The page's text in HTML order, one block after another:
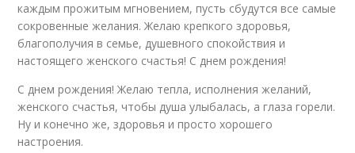
каждым прожитым мгновением, пусть сбудутся все самые
сокровенные желания. Желаю крепкого здоровья,
благополучия в семье, душевного спокойствия и
настоящего женского счастья! С днем рождения!
С днем рождения! Желаю тепла, исполнения желаний,
женского счастья, чтобы душа улыбалась, а глаза горели.
Ну и конечно же, здоровья и просто хорошего
настроения.